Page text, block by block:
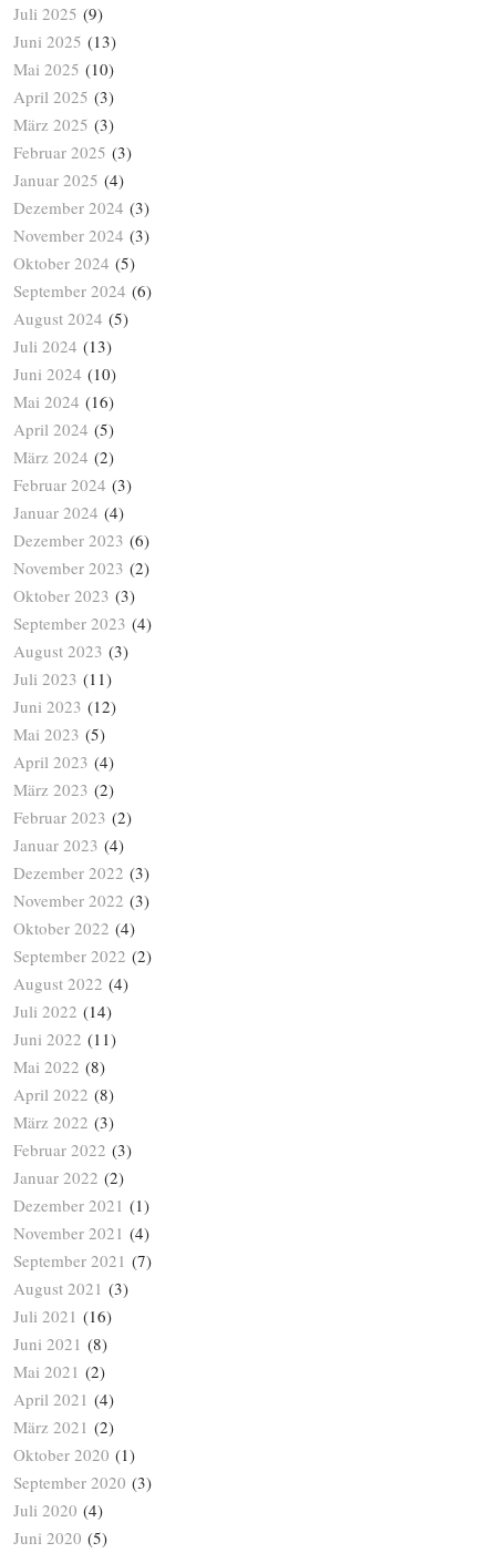
Juli 2025 (9)
Juni 2025 (13)
Mai 2025 (10)
April 2025 (3)
März 2025 (3)
Februar 2025 (3)
Januar 2025 (4)
Dezember 2024 (3)
November 2024 (3)
Oktober 2024 (5)
September 2024 (6)
August 2024 (5)
Juli 2024 (13)
Juni 2024 (10)
Mai 2024 (16)
April 2024 (5)
März 2024 (2)
Februar 2024 (3)
Januar 2024 (4)
Dezember 2023 (6)
November 2023 (2)
Oktober 2023 (3)
September 2023 (4)
August 2023 (3)
Juli 2023 (11)
Juni 2023 (12)
Mai 2023 (5)
April 2023 (4)
März 2023 (2)
Februar 2023 (2)
Januar 2023 (4)
Dezember 2022 (3)
November 2022 (3)
Oktober 2022 (4)
September 2022 (2)
August 2022 (4)
Juli 2022 (14)
Juni 2022 (11)
Mai 2022 (8)
April 2022 (8)
März 2022 (3)
Februar 2022 (3)
Januar 2022 (2)
Dezember 2021 (1)
November 2021 (4)
September 2021 (7)
August 2021 (3)
Juli 2021 (16)
Juni 2021 (8)
Mai 2021 (2)
April 2021 (4)
März 2021 (2)
Oktober 2020 (1)
September 2020 (3)
Juli 2020 (4)
Juni 2020 (5)